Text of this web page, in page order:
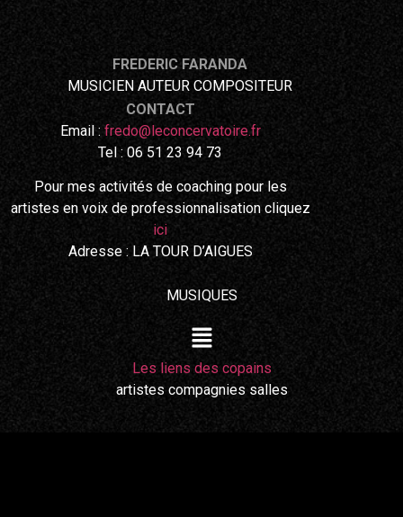
FREDERIC FARANDA
MUSICIEN AUTEUR COMPOSITEUR
CONTACT
Email : fredo@leconcervatoire.fr
Tel : 06 51 23 94 73
Pour mes activités de coaching pour les
artistes en voix de professionnalisation cliquez
ici
Adresse : LA TOUR D’AIGUES
MUSIQUES
Les liens des copains
artistes compagnies salles